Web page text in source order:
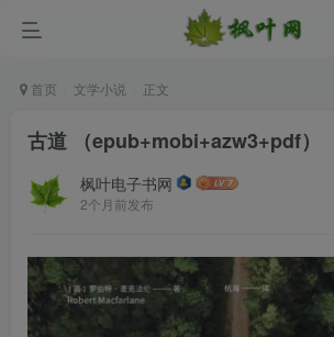
首页 文学小说 正文
古道 （epub+mobi+azw3+pdf）
枫叶电子书网
2个月前发布
登录